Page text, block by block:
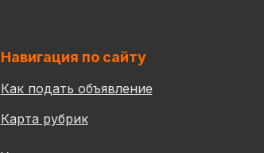
Навигация по сайту
Как подать объявление
Карта рубрик